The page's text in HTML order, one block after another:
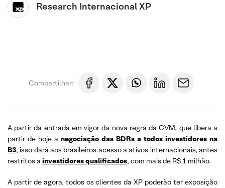
Research Internacional XP
Compartilhar:
A partir da entrada em vigor da nova regra da CVM, que libera a
partir de hoje a negociação das BDRs a todos investidores na
B3, isso dará aos brasileiros acesso a ativos internacionais, antes
restritos a investidores qualificados, com mais de R$ 1 milhão.
A partir de agora, todos os clientes da XP poderão ter exposição